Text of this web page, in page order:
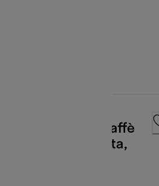
Chicchi di caffè
65% Robusta,